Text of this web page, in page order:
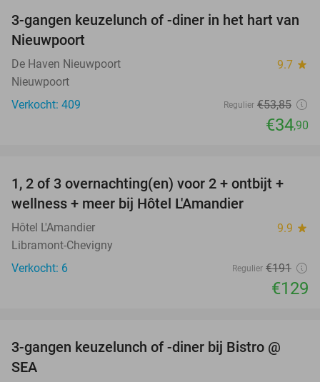
35%
3-gangen keuzelunch of -diner in het hart van
Nieuwpoort
De Haven Nieuwpoort 9.7 star
Nieuwpoort
Verkocht: 409
Regulier €53,85
€34,90
32%
TODAY
1, 2 of 3 overnachting(en) voor 2 + ontbijt +
wellness + meer bij Hôtel L'Amandier
Hôtel L'Amandier 9.9 star
Libramont-Chevigny
Verkocht: 6
Regulier €191
€129
36%
3-gangen keuzelunch of -diner bij Bistro @
SEA